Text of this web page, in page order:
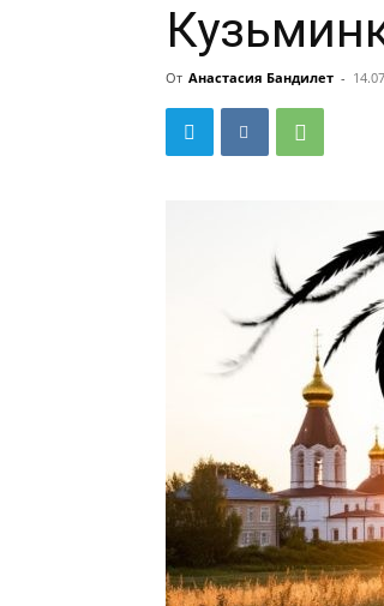
От Анастасия Бандилет -